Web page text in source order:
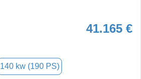
41.165 €
140 kw (190 PS)